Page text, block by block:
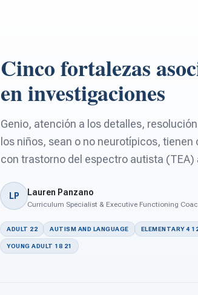
Cinco fortalezas
en investigaciones
Genio, atención a los detalles,
los niños, sean o no neurotípicos,
con trastorno del espectro autista
LP Lauren Panzano
Curriculum Specialist & Executive Functioning
ADULT 22 AUTISM AND LANGUAGE ELEMENTARY 4
YOUNG ADULT 18 21